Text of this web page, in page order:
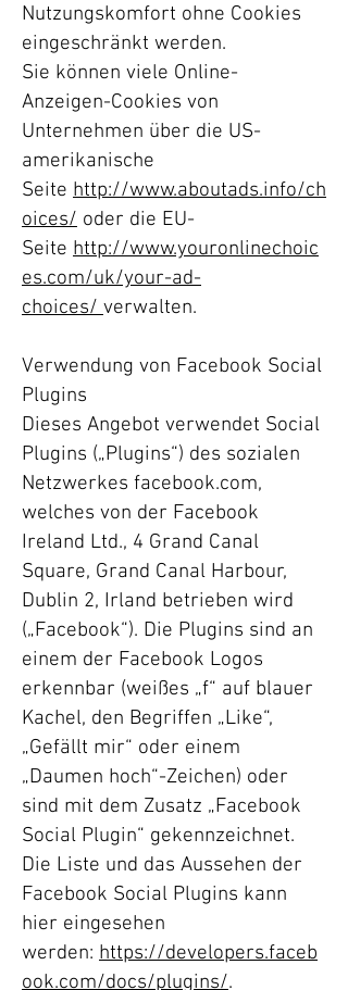
Nutzungskomfort ohne Cookies
eingeschränkt werden.
Sie können viele Online-
Anzeigen-Cookies von
Unternehmen über die US-
amerikanische
Seite http://www.aboutads.info/ch
oices/ oder die EU-
Seite http://www.youronlinechoic
es.com/uk/your-ad-
choices/verwalten.
Verwendung von Facebook Social
Plugins
Dieses Angebot verwendet Social
Plugins („Plugins“) des sozialen
Netzwerkes facebook.com,
welches von der Facebook
Ireland Ltd., 4 Grand Canal
Square, Grand Canal Harbour,
Dublin 2, Irland betrieben wird
(„Facebook“). Die Plugins sind an
einem der Facebook Logos
erkennbar (weißes „f“ auf blauer
Kachel, den Begriffen „Like“,
„Gefällt mir“ oder einem
„Daumen hoch“-Zeichen) oder
sind mit dem Zusatz „Facebook
Social Plugin“ gekennzeichnet.
Die Liste und das Aussehen der
Facebook Social Plugins kann
hier eingesehen
werden: https://developers.faceb
ook.com/docs/plugins/.